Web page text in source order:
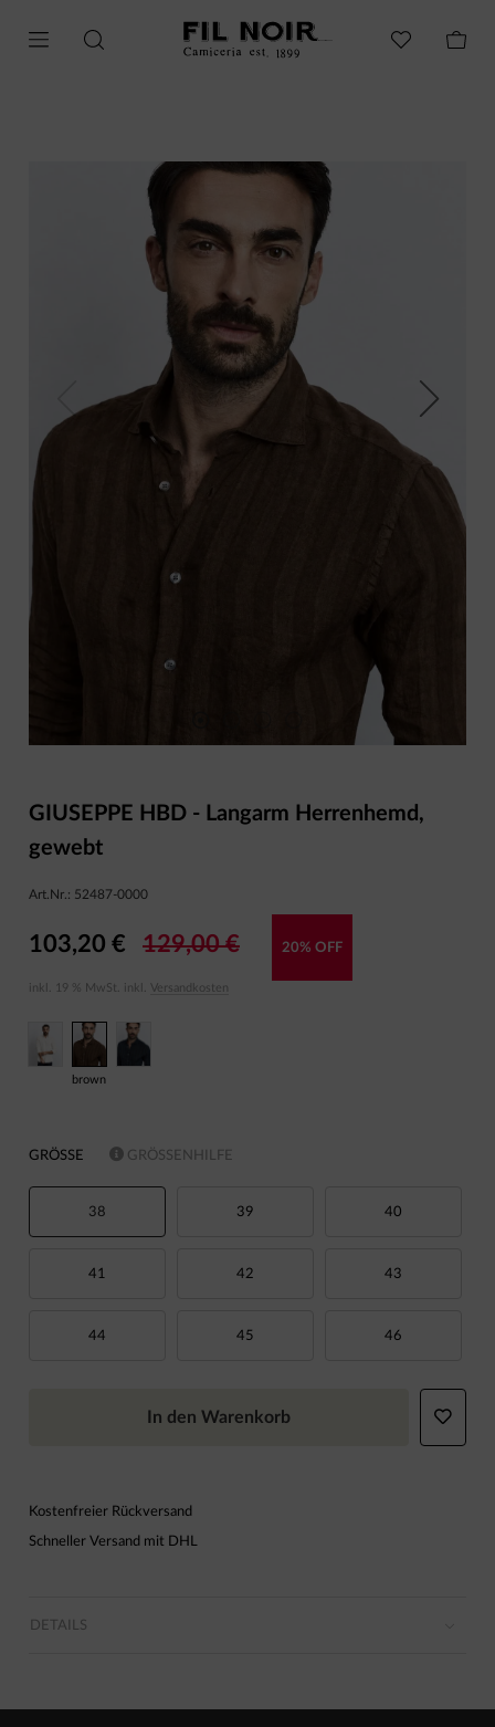
Next
GIUSEPPE HBD - Langarm Herrenhemd,
gewebt
Art.Nr.: 52487-0000
103,20 € 129,00 € 20% OFF
inkl. 19 % MwSt. inkl. Versandkosten
brown
GRÖSSE GRÖSSENHILFE
38 39 40
41 42 43
44 45 46
In den Warenkorb
Kostenfreier Rückversand
Schneller Versand mit DHL
DETAILS